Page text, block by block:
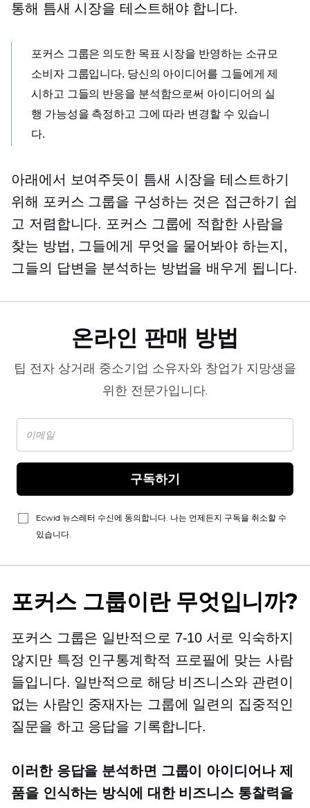
통해 틈새 시장을 테스트해야 합니다.
포커스 그룹은 의도한 목표 시장을 반영하는 소규모
소비자 그룹입니다. 당신의 아이디어를 그들에게 제
시하고 그들의 반응을 분석함으로써 아이디어의 실
행 가능성을 측정하고 그에 따라 변경할 수 있습니
다.
아래에서 보여주듯이 틈새 시장을 테스트하기
위해 포커스 그룹을 구성하는 것은 접근하기 쉽
고 저렴합니다. 포커스 그룹에 적합한 사람을
찾는 방법, 그들에게 무엇을 물어봐야 하는지,
그들의 답변을 분석하는 방법을 배우게 됩니다.
온라인 판매 방법
팁 전자 상거래 중소기업 소유자와 창업가 지망생을
위한 전문가입니다.
구독하기
Ecwid 뉴스레터 수신에 동의합니다. 나는 언제든지 구독을 취소할 수
있습니다.
포커스 그룹이란 무엇입니까?
포커스 그룹은 일반적으로 7-10 서로 익숙하지
않지만 특정 인구통계학적 프로필에 맞는 사람
들입니다. 일반적으로 해당 비즈니스와 관련이
없는 사람인 중재자는 그룹에 일련의 집중적인
질문을 하고 응답을 기록합니다.
이러한 응답을 분석하면 그룹이 아이디어나 제
품을 인식하는 방식에 대한 비즈니스 통찰력을